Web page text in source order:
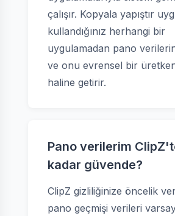
çalışır. Kopyala yapıştır
kullandığınız herhangi bir
uygulamadan pano
ve onu evrensel bir
haline getirir.
Pano verilerim
kadar güvende?
ClipZ gizliliğinize öncelik
pano geçmişi verileri